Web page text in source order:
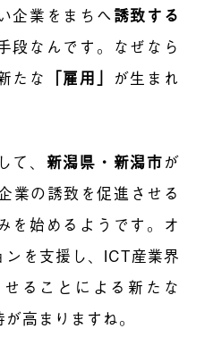
企業をまちへ誘致する
段なんです。なぜなら
たな 「雇用」 が生まれ
、 新潟県・新潟市が
業の誘致を促進させる
を始めるようです。オ
を支援し、 ICT産業界
ることによる新たな
高まりますね。